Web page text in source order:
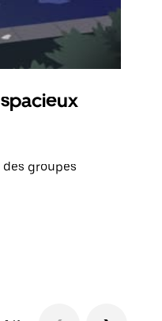
groupes